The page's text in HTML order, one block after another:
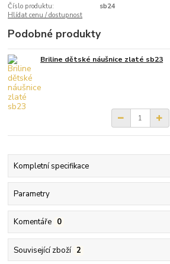
Číslo produktu:
sb24
Hlídat cenu / dostupnost
Podobné produkty
Briline dětské náušnice zlaté sb23
Kompletní specifikace
Parametry
Komentáře 0
Související zboží 2